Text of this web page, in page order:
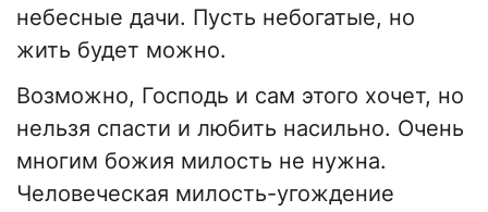
небесные дачи. Пусть небогатые, но
жить будет можно.
Возможно, Господь и сам этого хочет, но
нельзя спасти и любить насильно. Очень
многим божия милость не нужна.
Человеческая милость-угождение